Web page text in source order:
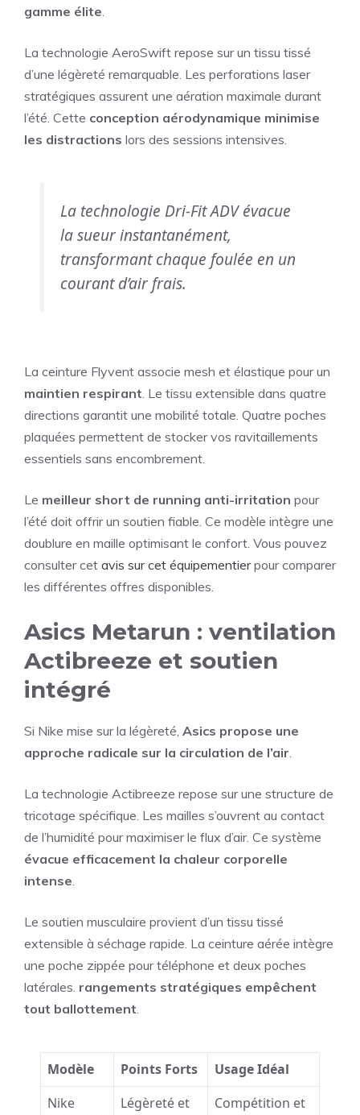
gamme élite.
La technologie AeroSwift repose sur un tissu tissé
d’une légèreté remarquable. Les perforations laser
stratégiques assurent une aération maximale durant
l’été. Cette conception aérodynamique minimise
les distractions lors des sessions intensives.
La technologie Dri-Fit ADV évacue
la sueur instantanément,
transformant chaque foulée en un
courant d’air frais.
La ceinture Flyvent associe mesh et élastique pour un
maintien respirant. Le tissu extensible dans quatre
directions garantit une mobilité totale. Quatre poches
plaquées permettent de stocker vos ravitaillements
essentiels sans encombrement.
Le meilleur short de running anti-irritation pour
l’été doit offrir un soutien fiable. Ce modèle intègre une
doublure en maille optimisant le confort. Vous pouvez
consulter cet avis sur cet équipementierpour comparer
les différentes offres disponibles.
Asics Metarun : ventilation
Actibreeze et soutien
intégré
Si Nike mise sur la légèreté, Asics propose une
approche radicale sur la circulation de l’air.
La technologie Actibreeze repose sur une structure de
tricotage spécifique. Les mailles s’ouvrent au contact
de l’humidité pour maximiser le flux d’air. Ce système
évacue efficacement la chaleur corporelle
intense.
Le soutien musculaire provient d’un tissu tissé
extensible à séchage rapide. La ceinture aérée intègre
une poche zippée pour téléphone et deux poches
latérales. rangements stratégiques empêchent
tout ballottement.
Modèle Points Forts
Usage Idéal
Nike
Légèreté et
Compétition et